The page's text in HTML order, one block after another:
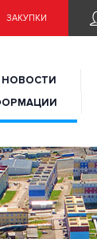
округа
НОВОСТИ
ЗАКУПКИ